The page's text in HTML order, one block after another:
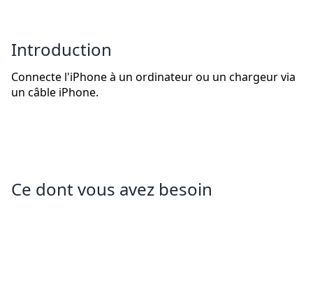
Introduction
Connecte l'iPhone à un ordinateur ou un chargeur via
un câble iPhone.
Ce dont vous avez besoin